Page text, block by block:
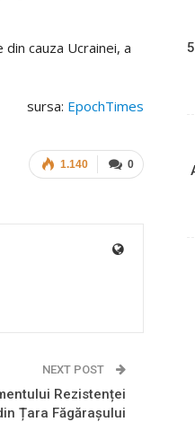
cauza Ucrainei, a
sursa: EpochTimes
0
1.140
NEXT POST
Rezistenței
Țara Făgărașului